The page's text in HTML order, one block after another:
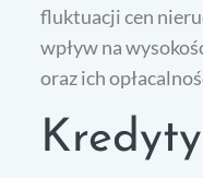
fluktuacji cen
wpływ na
oraz ich